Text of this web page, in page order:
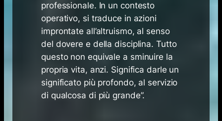
professionale. In un contesto
operativo, si traduce in azioni
improntate all’altruismo, al senso
del dovere e della disciplina. Tutto
questo non equivale a sminuire la
propria vita, anzi. Significa darle un
significato più profondo, al servizio
di qualcosa di più grande”.